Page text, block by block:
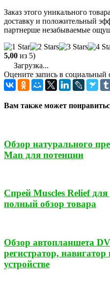
Заказ этого уникального
доставку и положительный
партнерше незабываемые
5,00 из 5)
Загрузка...
Оцените запись в социальный
Вам также может
Обзор натурального
Man для потенции
Спрей Muscles Relief
полный обзор товара
Обзор автопланшета
регистратор,
устройстве